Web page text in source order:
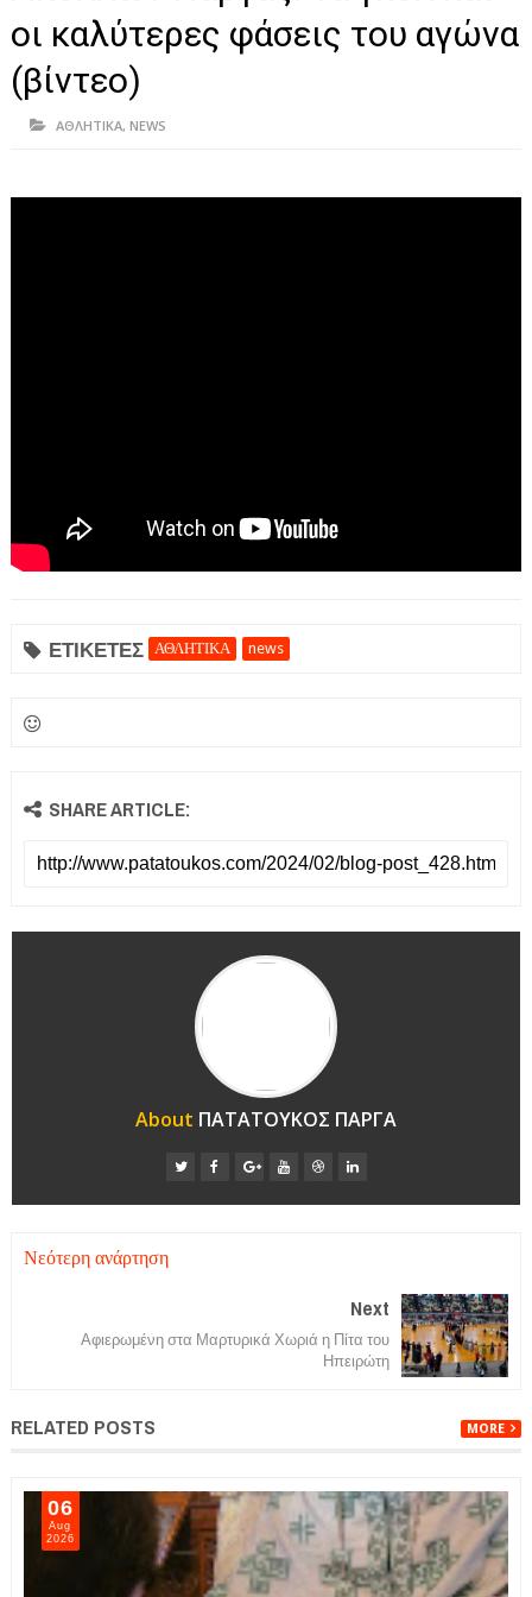
ΠΡΕΒΕΖΑ
ΔΙΕΘΝΗ
ΕΦΗΜΕΡΙΔΑ Η ΠΑΡΓΑ
οι καλύτερες φάσεις του αγώνα
(βίντεο)
ΑΘΛΗΤΙΚΑ, NEWS
ΕΤΙΚΕΤΕΣ ΑΘΛΗΤΙΚΑ news
SHARE ARTICLE:
About ΠΑΤΑΤΟΥΚΟΣ ΠΑΡΓΑ
Νεότερη ανάρτηση
Next
Αφιερωμένη στα Μαρτυρικά Χωριά η Πίτα του
Ηπειρώτη
RELATED POSTS MORE
06
Aug
2026